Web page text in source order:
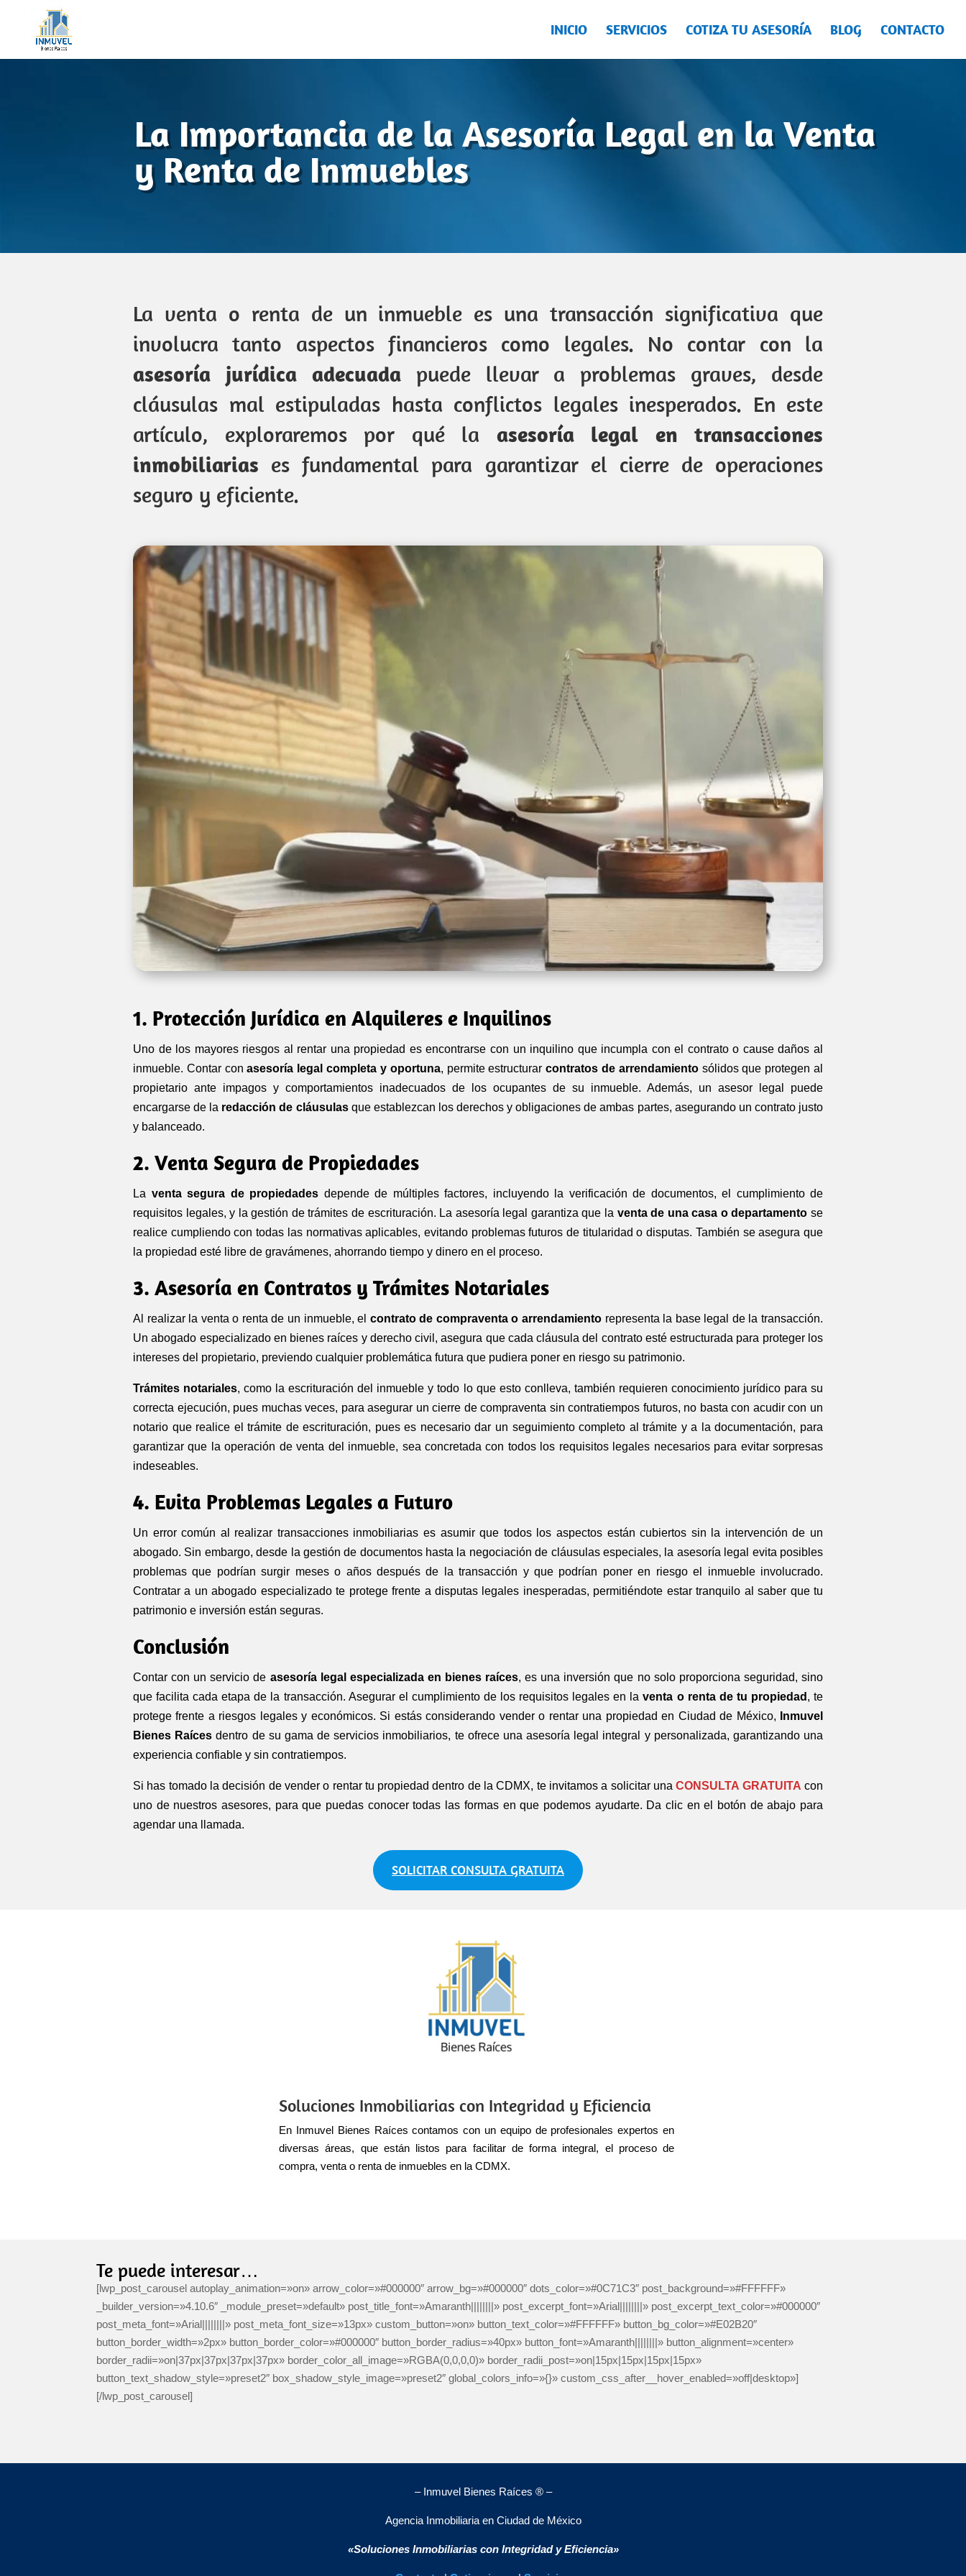
INICIO SERVICIOS COTIZA TU ASESORÍA BLOG CONTACTO
La Importancia de la Asesoría Legal en la Venta
y Renta de Inmuebles
La venta o renta de un inmueble es una transacción significativa que
involucra tanto aspectos financieros como legales. No contar con la
asesoría jurídica adecuadapuede llevar a problemas graves, desde
cláusulas mal estipuladas hasta conflictos legales inesperados. En este
artículo, exploraremos por qué la asesoría legal en transacciones
inmobiliarias es fundamental para garantizar el cierre de operaciones
seguro y eficiente.
1. Protección Jurídica en Alquileres e Inquilinos
Uno de los mayores riesgos al rentar una propiedad es encontrarse con un inquilino que incumpla con el contrato o cause daños al
inmueble. Contar con asesoría legal completa y oportuna, permite estructurarcontratos de arrendamientosólidos que protegen al
propietario ante impagos y comportamientos inadecuados de los ocupantes de su inmueble. Además, un asesor legal puede
encargarse de la redacción de cláusulasque establezcan los derechos y obligaciones de ambas partes, asegurando un contrato justo
y balanceado.
2. Venta Segura de Propiedades
La venta segura de propiedades depende de múltiples factores, incluyendo la verificación de documentos, el cumplimiento de
requisitos legales, y la gestión de trámites de escrituración. La asesoría legal garantiza que la venta de una casa o departamento se
realice cumpliendo con todas las normativas aplicables, evitando problemas futuros de titularidad o disputas. También se asegura que
la propiedad esté libre de gravámenes, ahorrando tiempo y dinero en el proceso.
3. Asesoría en Contratos y Trámites Notariales
Al realizar la venta o renta de un inmueble, el contrato de compraventa o arrendamiento representa la base legal de la transacción.
Un abogado especializado en bienes raíces y derecho civil, asegura que cada cláusula del contrato esté estructurada para proteger los
intereses del propietario, previendo cualquier problemática futura que pudiera poner en riesgo su patrimonio.
Trámites notariales, como la escrituración del inmueble y todo lo que esto conlleva, también requieren conocimiento jurídico para su
correcta ejecución, pues muchas veces, para asegurar un cierre de compraventa sin contratiempos futuros, no basta con acudir con un
notario que realice el trámite de escrituración, pues es necesario dar un seguimiento completo al trámite y a la documentación, para
garantizar que la operación de venta del inmueble, sea concretada con todos los requisitos legales necesarios para evitar sorpresas
indeseables.
4. Evita Problemas Legales a Futuro
Un error común al realizar transacciones inmobiliarias es asumir que todos los aspectos están cubiertos sin la intervención de un
abogado. Sin embargo, desde la gestión de documentos hasta la negociación de cláusulas especiales, la asesoría legal evita posibles
problemas que podrían surgir meses o años después de la transacción y que podrían poner en riesgo el inmueble involucrado.
Contratar a un abogado especializado te protege frente a disputas legales inesperadas, permitiéndote estar tranquilo al saber que tu
patrimonio e inversión están seguras.
Conclusión
Contar con un servicio de asesoría legal especializada en bienes raíces, es una inversión que no solo proporciona seguridad, sino
que facilita cada etapa de la transacción. Asegurar el cumplimiento de los requisitos legales en laventa o renta de tu propiedad , te
protege frente a riesgos legales y económicos. Si estás considerando vender o rentar una propiedad en Ciudad de México,
Inmuvel
Bienes Raíces dentro de su gama de servicios inmobiliarios, te ofrece una asesoría legal integral y personalizada, garantizando una
experiencia confiable y sin contratiempos.
Si has tomado la decisión de vender o rentar tu propiedad dentro de la CDMX, te invitamos a solicitar unaCONSULTA GRATUITA con
uno de nuestros asesores, para que puedas conocer todas las formas en que podemos ayudarte. Da clic en el botón de abajo para
agendar una llamada.
SOLICITAR CONSULTA GRATUITA
Soluciones Inmobiliarias con Integridad y Eficiencia
En Inmuvel Bienes Raíces contamos con un equipo de profesionales expertos en
diversas áreas, que están listos para facilitar de forma integral, el proceso de
compra, venta o renta de inmuebles en la CDMX.
Te puede interesar…
[lwp_post_carousel autoplay_animation=»on» arrow_color=»#000000″ arrow_bg=»#000000″ dots_color=»#0C71C3″ post_background=»#FFFFFF»
_builder_version=»4.10.6″ _module_preset=»default» post_title_font=»Amaranth||||||||» post_excerpt_font=»Arial||||||||» post_excerpt_text_color=»#000000″
post_meta_font=»Arial||||||||» post_meta_font_size=»13px» custom_button=»on» button_text_color=»#FFFFFF» button_bg_color=»#E02B20″
button_border_width=»2px» button_border_color=»#000000″ button_border_radius=»40px» button_font=»Amaranth||||||||» button_alignment=»center»
border_radii=»on|37px|37px|37px|37px» border_color_all_image=»RGBA(0,0,0,0)» border_radii_post=»on|15px|15px|15px|15px»
button_text_shadow_style=»preset2″ box_shadow_style_image=»preset2″ global_colors_info=»{}» custom_css_after__hover_enabled=»off|desktop»]
[/lwp_post_carousel]
– Inmuvel Bienes Raíces ® –
Agencia Inmobiliaria en Ciudad de México
«Soluciones Inmobiliarias con Integridad y Eficiencia»